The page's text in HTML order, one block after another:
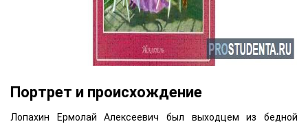
Портрет и происхождение
Лопахин Ермолай Алексеевич был выходцем из бедной